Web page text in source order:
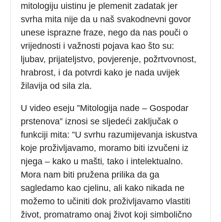
mitologiju uistinu je plemenit zadatak jer
svrha mita nije da u naš svakodnevni govor
unese isprazne fraze, nego da nas pouči o
vrijednosti i važnosti pojava kao što su:
ljubav, prijateljstvo, povjerenje, požrtvovnost,
hrabrost, i da potvrdi kako je nada uvijek
žilavija od sila zla.
U video eseju ”Mitologija nade – Gospodar
prstenova” iznosi se sljedeći zaključak o
funkciji mita: ”U svrhu razumijevanja iskustva
koje proživljavamo, moramo biti izvučeni iz
njega – kako u mašti,tako i intelektualno.
Mora nam biti pružena prilika da ga
sagledamo kao cjelinu, ali kako nikada ne
možemo to učiniti dok proživljavamo vlastiti
život, promatramo onaj život koji simbolično